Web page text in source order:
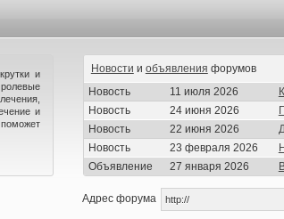
и
и
поможет
Новости и объявления форумов
Новость
11 июля 2026
Новость
24 июня 2026
Новость
22 июня 2026
Новость
23 февраля 2026
Объявление
27 января 2026
Адрес форума